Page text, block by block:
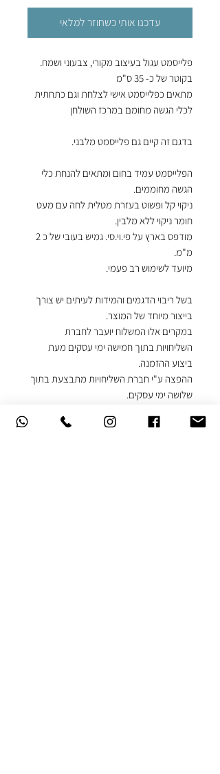
עדכנו אותי כשחוזר למלאי
פלייסמט עגול בעיצוב מקורי, צבעוני ושמח.
בקוטר של כ- 35 ס"מ
מתאים כפלייסמט אישי לצלחת וגם כתחתית
לכלי הגשה מחומם במרכז השולחן
בדגם זה קיים גם פלייסמט מלבני.
הפלייסמט עמיד בחום ומתאים להנחת כלי
הגשה מחוממים.
ניקוי קל ופשוט בעזרת מטלית לחה עם מעט
חומר ניקוי ללא מלבין.
מודפס בארץ על פי.וי.סי. גמיש בעובי של כ 2
מ"מ.
מיועד לשימוש רב פעמי.
בשל ריבוי הדגמים והמידות לעיתים יש צורך
בייצור מיוחד של המוצר.
במקרים אלו המשלוח יועבר לחברת
השליחויות בתוך חמישה ימי עסקים מעת
ביצוע ההזמנה.
ההפצה ע"י חברת השליחויות מתבצעת בתוך
שלושה ימי עסקים.